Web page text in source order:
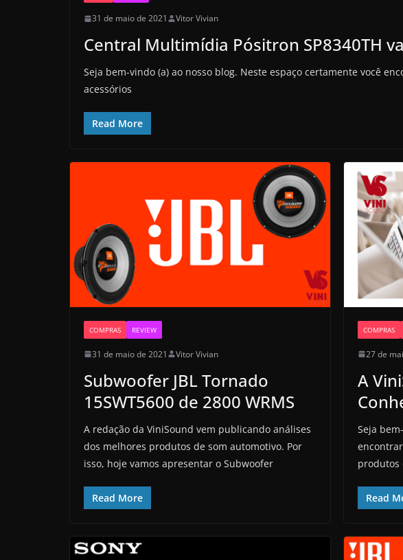
31 de maio de 2021 Vitor Vivian
Central Multimídia Pósitron SP8340TH
Seja bem-vindo (a) ao nosso blog. Neste espaço certamente você
acessórios
Read More
COMPRAS REVIEW
31 de maio de 2021 Vitor Vivian
Subwoofer JBL Tornado
15SWT5600 de 2800 WRMS
A redação da ViniSound vem publicando análises
dos melhores produtos de som automotivo. Por
isso, hoje vamos apresentar o Subwoofer
Read More
COMPRAS
27 de
A
Seja
produtos
Read